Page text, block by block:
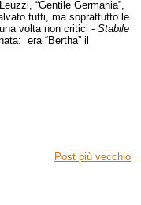
“Gentile Germania”,
tutti, ma soprattutto le
volta non critici -Stabile
era “Bertha” il
Post più vecchio